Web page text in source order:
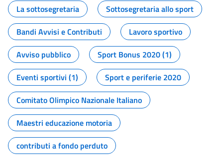
La sottosegretaria
Sottosegretaria allo sport
Bandi Avvisi e Contributi
Lavoro sportivo
Avviso pubblico
Sport Bonus 2020 (1)
Eventi sportivi (1)
Sport e periferie 2020
Comitato Olimpico Nazionale Italiano
Maestri educazione motoria
contributi a fondo perduto